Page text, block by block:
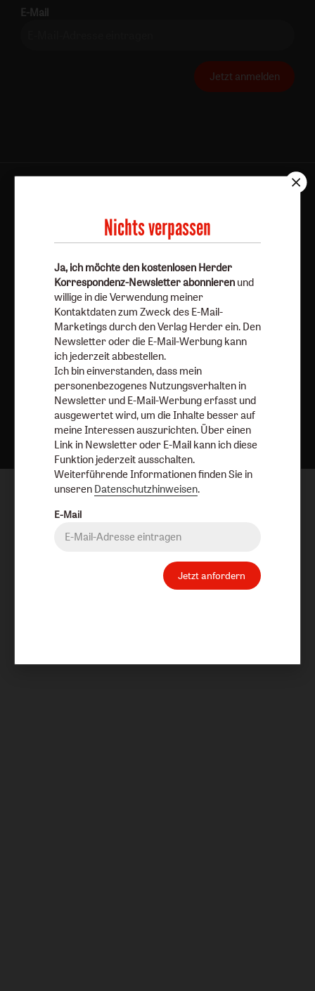
E-Mail
Jetzt anmelden
Nach oben
Nichts verpassen
Ja, ich möchte den kostenlosen Herder
Korrespondenz-Newsletter abonnieren und
willige in die Verwendung meiner
Kontaktdaten zum Zweck des E-Mail-
Marketings durch den Verlag Herder ein. Den
Newsletter oder die E-Mail-Werbung kann
ich jederzeit abbestellen.
Ich bin einverstanden, dass mein
personenbezogenes Nutzungsverhalten in
Newsletter und E-Mail-Werbung erfasst und
ausgewertet wird, um die Inhalte besser auf
meine Interessen auszurichten. Über einen
Link in Newsletter oder E-Mail kann ich diese
Funktion jederzeit ausschalten.
Weiterführende Informationen finden Sie in
unseren Datenschutzhinweisen.
E-Mail
Jetzt anfordern